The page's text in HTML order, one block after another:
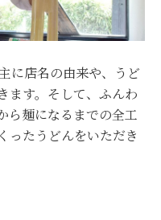
に店名の由来や、うど
ます。そして、ふんわ
ら麺になるまでの全工
ったうどんをいただき